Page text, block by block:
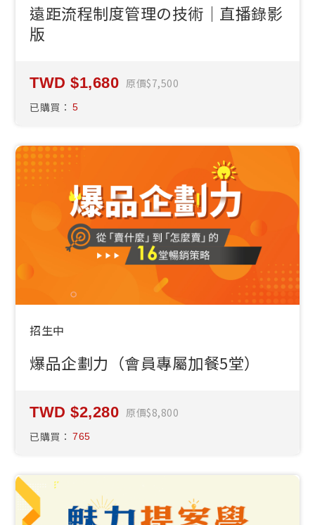
遠距流程制度管理の技術｜直播錄影
版
1,680 原價 7,500
已購買： 5
招生中
爆品企劃力（會員專屬加餐5堂）
2,280 原價 8,800
已購買： 765